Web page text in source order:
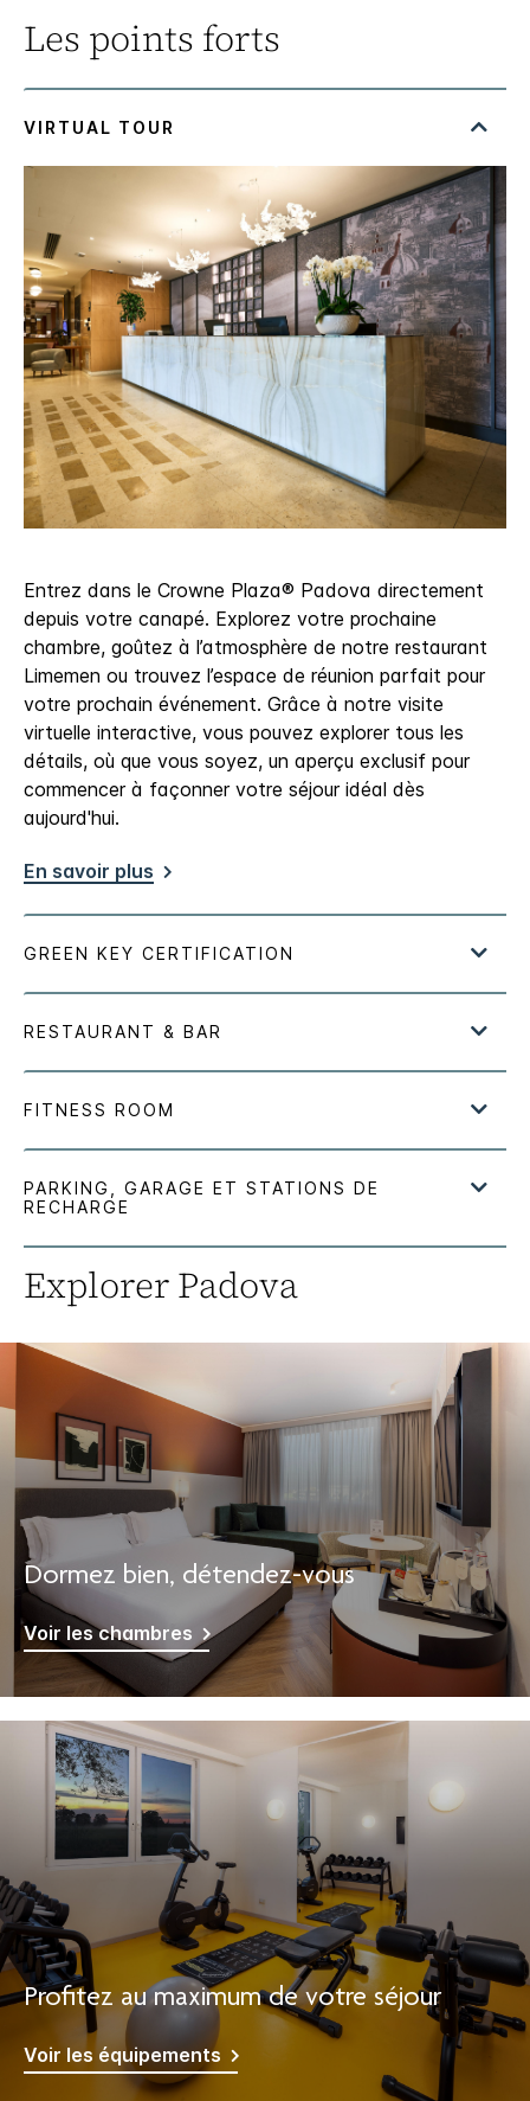
Les points forts
Entrez dans le Crowne Plaza® Padova directement
depuis votre canapé. Explorez votre prochaine
chambre, goûtez à l’atmosphère de notre restaurant
Limemen ou trouvez l’espace de réunion parfait pour
votre prochain événement. Grâce à notre visite
virtuelle interactive, vous pouvez explorer tous les
détails, où que vous soyez, un aperçu exclusif pour
commencer à façonner votre séjour idéal dès
aujourd'hui.
En savoir plus
ExplorerPadova
Dormez bien, détendez-vous
Voir les chambres
Profitez au maximum de votre séjour
Voir les équipements